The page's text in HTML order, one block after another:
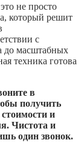
не просто
который решит
с
до масштабных
техника готова
в
получить
и
Чистота и
один звонок.